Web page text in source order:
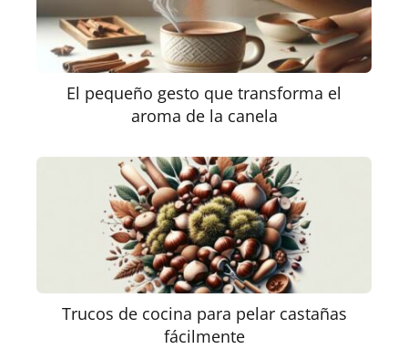
El pequeño gesto que transforma el
aroma de la canela
Trucos de cocina para pelar castañas
fácilmente